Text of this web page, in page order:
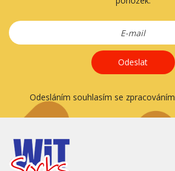
Odeslat
Odesláním souhlasím se zpracováním